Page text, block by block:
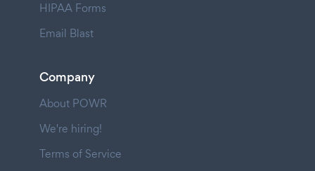
HIPAA Forms
Email Blast
Company
About POWR
We're hiring!
Terms of Service